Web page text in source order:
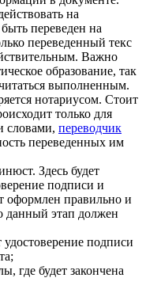
на
переведен на
переведенный текс
Важно
образование, так
выполненным.
нотариусом. Стоит
только для
словами, переводчик
переведенных им
Здесь будет
подписи и
оформлен правильно и
данный этап должен
подписи
где будет закончена